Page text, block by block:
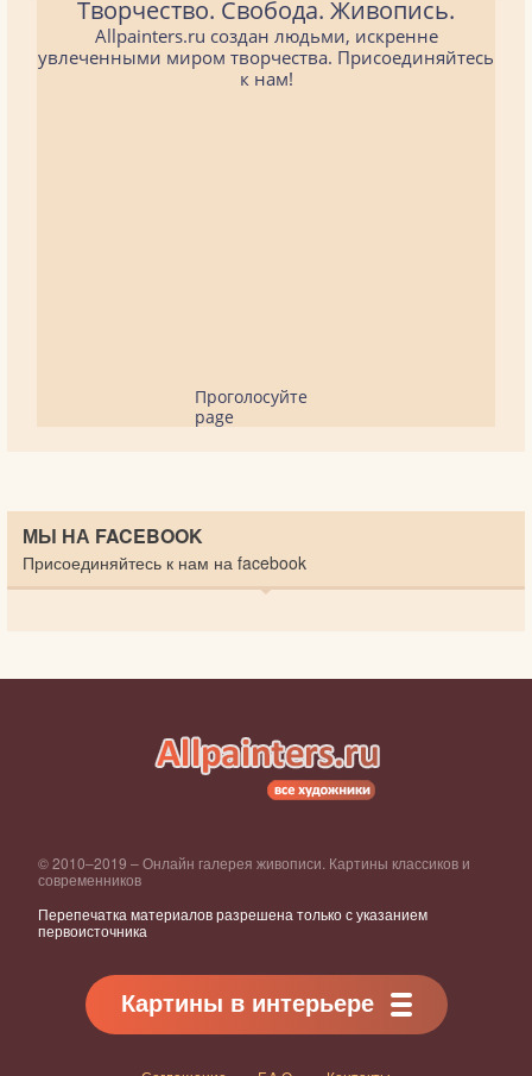
Творчество. Свобода. Живопись.
Allpainters.ru создан людьми, искренне
увлеченными миром творчества. Присоединяйтесь
к нам!
Проголосуйте
page
МЫ НА FACEBOOK
Присоединяйтесь к нам на facebook
© 2010–2019 – Онлайн галерея живописи. Картины классиков и
современников
Перепечатка материалов разрешена только с указанием
первоисточника
Картины в интерьере